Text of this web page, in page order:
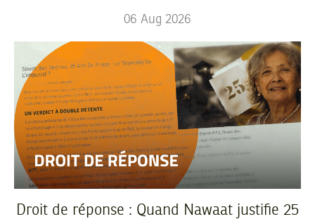
06 Aug 2026
Droit de réponse : Quand Nawaat justifie 25